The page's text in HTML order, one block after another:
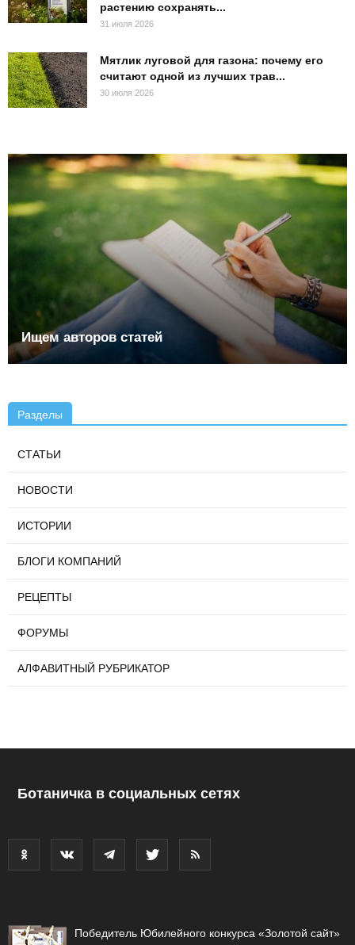
растению сохранять...
31 июля 2026
Мятлик луговой для газона: почему его
считают одной из лучших трав...
30 июля 2026
Ищем авторов статей
Разделы
СТАТЬИ
НОВОСТИ
ИСТОРИИ
БЛОГИ КОМПАНИЙ
РЕЦЕПТЫ
ФОРУМЫ
АЛФАВИТНЫЙ РУБРИКАТОР
Ботаничка в социальных сетях
Победитель Юбилейного конкурса «Золотой сайт»